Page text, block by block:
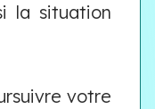
la situation
votre